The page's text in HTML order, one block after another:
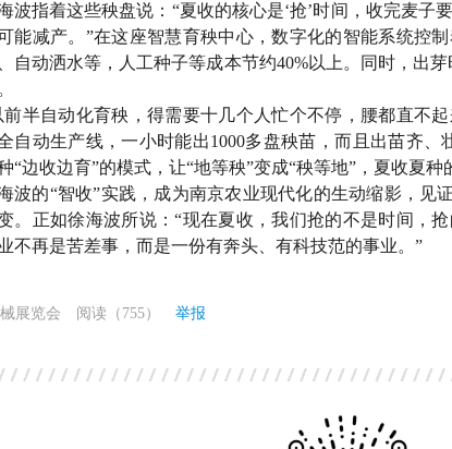
波指着这些秧盘说：“夏收的核心是‘抢’时间，收完麦子
能减产。”在这座智慧育秧中心，数字化的智能系统控
自动洒水等，人工种子等成本节约40%以上。同时，出
前半自动化育秧，得需要十几个人忙个不停，腰都直不
自动生产线，一小时能出1000多盘秧苗，而且出苗齐、
“边收边育”的模式，让“地等秧”变成“秧等地”，夏收夏种
波的“智收”实践，成为南京农业现代化的生动缩影，见
。正如徐海波所说：“现在夏收，我们抢的不是时间，
不再是苦差事，而是一份有奔头、有科技范的事业。”
展览会 阅读（755） 举报